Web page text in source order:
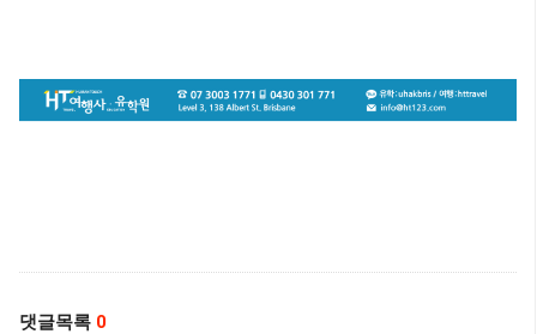
댓글목록 0